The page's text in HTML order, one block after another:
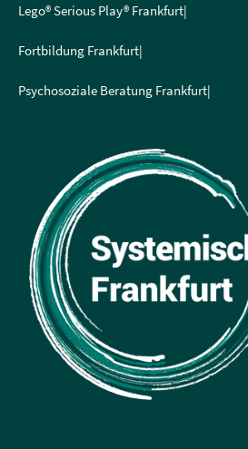
Lego® Serious Play® Frankfurt|
Fortbildung Frankfurt|
Psychosoziale Beratung Frankfurt|